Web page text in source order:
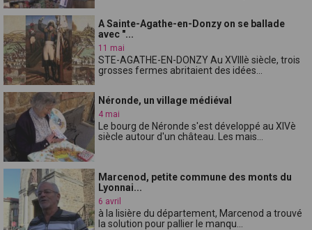
A Sainte-Agathe-en-Donzy on se ballade
avec "...
11 mai
STE-AGATHE-EN-DONZY Au XVIIIè siècle, trois
grosses fermes abritaient des idées...
Néronde, un village médiéval
4 mai
Le bourg de Néronde s'est développé au XIVè
siècle autour d'un château. Les mais...
Marcenod, petite commune des monts du
Lyonnai...
6 avril
à la lisière du département, Marcenod a trouvé
la solution pour pallier le manqu...